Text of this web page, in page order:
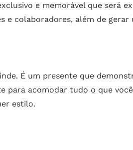
e memorável que será
e colaboradores, além de
É um presente que
acomodar tudo o que
estilo.